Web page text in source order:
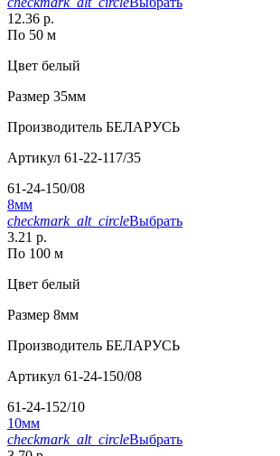
12.36 р.
По 50 м
Цвет белый
Размер 35мм
Производитель БЕЛАРУСЬ
Артикул 61-22-117/35
61-24-150/08
8мм
checkmark_alt_circleВыбрать
3.21 р.
По 100 м
Цвет белый
Размер 8мм
Производитель БЕЛАРУСЬ
Артикул 61-24-150/08
61-24-152/10
10мм
checkmark_alt_circleВыбрать